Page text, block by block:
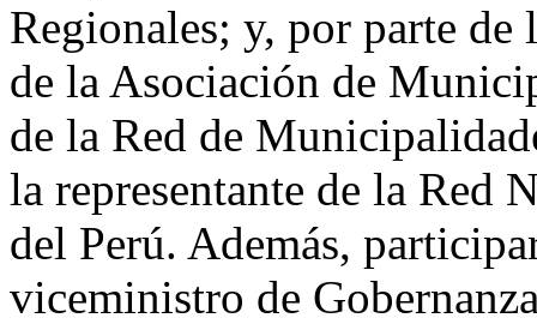
Regionales; y, por parte
de la Asociación de
de la Red de
la representante de la Red
del Perú. Además,
viceministro de